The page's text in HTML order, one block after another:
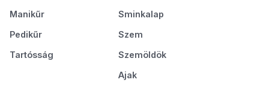
Manikűr
Pedikűr
Tartósság
Sminkalap
Szem
Szemöldök
Ajak